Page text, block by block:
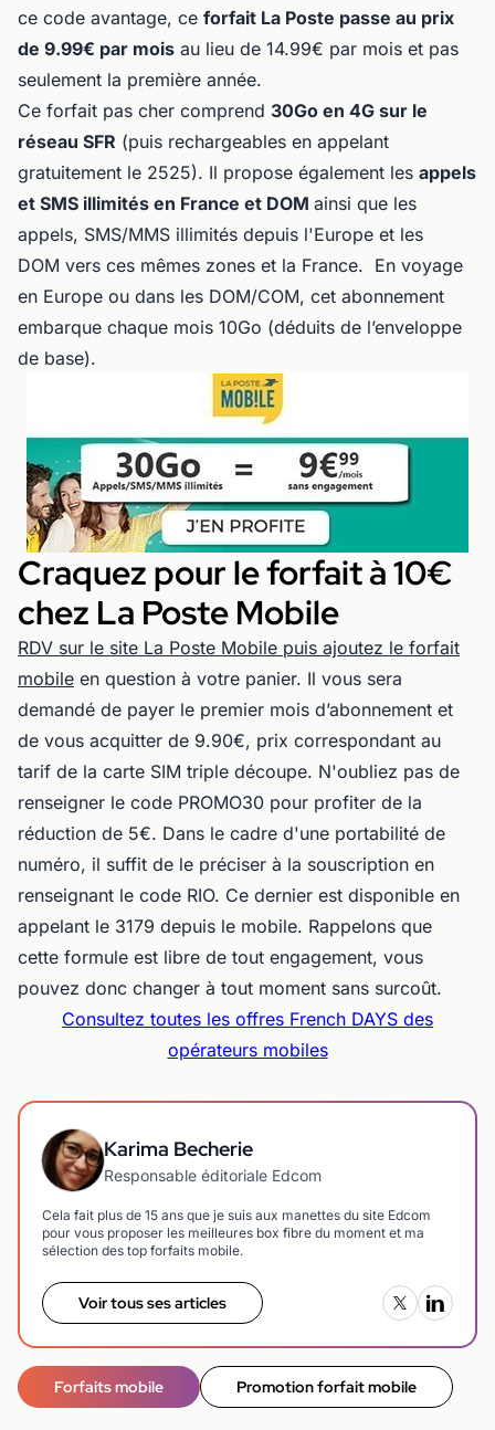
ce code avantage, ce forfait La Poste passe au prix
de 9.99€ par mois au lieu de 14.99€ par mois et pas
seulement la première année.
Ce forfait pas cher comprend 30Go en 4G sur le
réseau SFR (puis rechargeables en appelant
gratuitement le 2525). Il propose également les appels
et SMS illimités en France et DOM ainsi que les
appels, SMS/MMS illimités depuis l'Europe et les
DOM vers ces mêmes zones et la France. En voyage
en Europe ou dans les DOM/COM, cet abonnement
embarque chaque mois 10Go (déduits de l’enveloppe
de base).
Craquez pour le forfait à 10€
chez La Poste Mobile
RDV sur le site La Poste Mobile puis ajoutez le forfait
mobile en question à votre panier. Il vous sera
demandé de payer le premier mois d’abonnement et
de vous acquitter de 9.90€, prix correspondant au
tarif de la carte SIM triple découpe. N'oubliez pas de
renseigner le code PROMO30 pour profiter de la
réduction de 5€. Dans le cadre d'une portabilité de
numéro, il suffit de le préciser à la souscription en
renseignant le code RIO. Ce dernier est disponible en
appelant le 3179 depuis le mobile. Rappelons que
cette formule est libre de tout engagement, vous
pouvez donc changer à tout moment sans surcoût.
Consultez toutes les offres French DAYS des
opérateurs mobiles
Karima Becherie
Responsable éditoriale Edcom
Cela fait plus de 15 ans que je suis aux manettes du site Edcom
pour vous proposer les meilleures box fibre du moment et ma
sélection des top forfaits mobile.
Voir tous ses articles
Forfaits mobile Promotion forfait mobile